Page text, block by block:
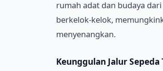
rumah adat dan budaya
berkelok-kelok,
menyenangkan.
Keunggulan Jalur Sepeda